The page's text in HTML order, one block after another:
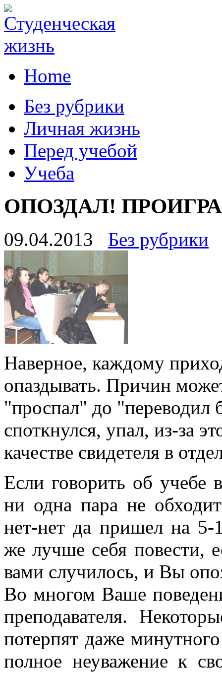
Home
Без рубрики
Личная жизнь
Перед учебой
Учеба
ОПОЗДАЛ!
09.04.2013 Без рубрики
Наверное, каждому
опаздывать. Причин
"проспал" до "переводил
споткнулся, упал, из-за
качестве свидетеля в
Если говорить об учебе
ни одна пара не
нет-нет да пришел на 5-
же лучше себя повести,
вами случилось, и Вы
Во многом Ваше
преподавателя.
потерпят даже
полное неуважение к